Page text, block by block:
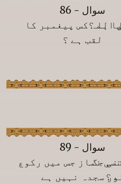
سوال - 86
اللہ کس پیغمبر کا
لقب ہے ؟
ہے ؟
سوال - 89
نماز جس میں رکوع
سجدہ نہیں ہے
جگہ
؟